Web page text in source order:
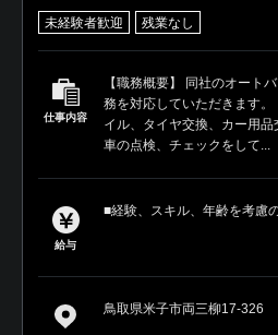
未経験者歓迎 残業なし
仕事内容
【職務概要】 同社のオート
務を対応していただきます
イル、タイヤ交換、カー用品
車の点検、チェックをして...
給与
■経験、スキル、年齢を考慮
鳥取県米子市両三柳17-326